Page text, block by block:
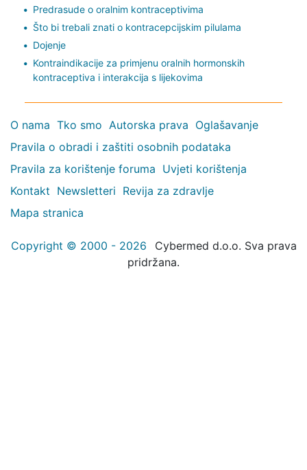
Predrasude o oralnim kontraceptivima
Što bi trebali znati o kontracepcijskim pilulama
Dojenje
Kontraindikacije za primjenu oralnih hormonskih
kontraceptiva i interakcija s lijekovima
O nama Tko smo Autorska prava Oglašavanje
Pravila o obradi i zaštiti osobnih podataka
Pravila za korištenje foruma Uvjeti korištenja
Kontakt Newsletteri Revija za zdravlje
Mapa stranica
Copyright © 2000 - 2026
Cybermed d.o.o. Sva prava
pridržana.